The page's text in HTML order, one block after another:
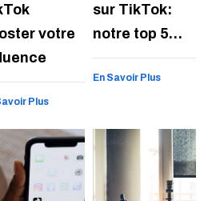
votre
Plus
sur TikTok:
notre top 5…
En Savoir Plus